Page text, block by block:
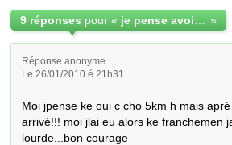
9 réponses pour « »
Réponse anonyme
Le 26/01/2010 é 21h31
Moi jpense ke oui c cho 5km h mais
arrivé!!! moi jlai eu alors ke franchemen
lourde...bon courage